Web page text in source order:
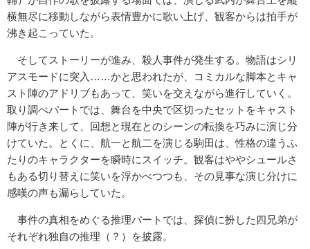
横無尽に移動しながら表情豊かに歌い上げ、観客からは拍手が
沸き起こっていた。
そしてストーリーが進み、殺人事件が発生する。物語はシリ
アスモードに突入……かと思われたが、コミカルな脚本とキャ
スト陣のアドリブもあって、笑いを交えながら進行していく。
取り調べパートでは、舞台を中央で区切ったセットをキャスト
陣が行き来して、回想と現在とのシーンの転換を巧みに演じ分
けていた。とくに、航一と航二を演じる駒田は、性格の違うふ
たりのキャラクターを瞬時にスイッチ。観客はややシュールさ
もある切り替えに笑いを浮かべつつも、その見事な演じ分けに
感嘆の声も漏らしていた。
事件の真相をめぐる推理パートでは、探偵に扮した四兄弟が
それぞれ独自の推理（？）を披露。